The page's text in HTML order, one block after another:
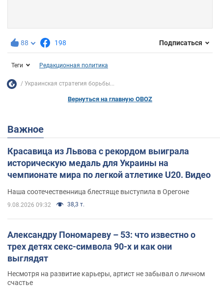
88 198 Подписаться
Теги Редакционная политика
Украинская стратегия борьбы...
Вернуться на главную OBOZ
Важное
Красавица из Львова с рекордом выиграла
историческую медаль для Украины на
чемпионате мира по легкой атлетике U20. Видео
Наша соотечественница блестяще выступила в Орегоне
9.08.2026 09:32 38,3 т.
Александру Пономареву – 53: что известно о
трех детях секс-символа 90-х и как они
выглядят
Несмотря на развитие карьеры, артист не забывал о личном
счастье